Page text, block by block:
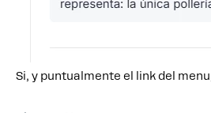
Si, y puntualmente el link del